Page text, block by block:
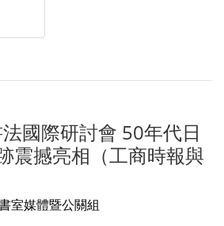
國際研討會 50年代日
震撼亮相（工商時報與
室媒體暨公關組